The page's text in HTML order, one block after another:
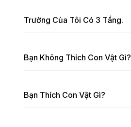
Trường Của Tôi Có 3 Tầng.
Bạn Không Thích Con Vật Gì?
Bạn Thích Con Vật Gì?